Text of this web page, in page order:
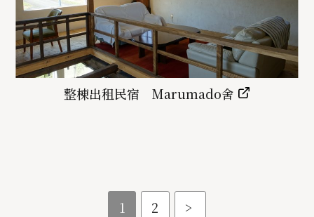
整棟出租民宿 Marumado舍
1 2 >